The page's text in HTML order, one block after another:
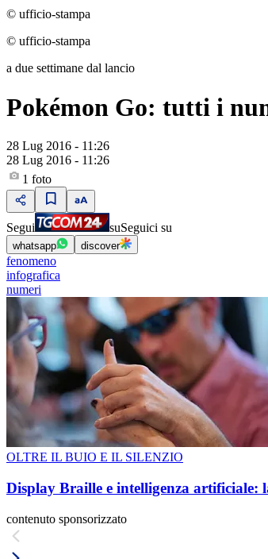
© ufficio-stampa
© ufficio-stampa
a due settimane dal lancio
Pokémon Go: tutti i
28 Lug 2016 - 11:26
28 Lug 2016 - 11:26
1 foto
Segui suSeguici su
whatsapp discover
fenomeno
infografica
numeri
OLTRE IL BUIO E IL SILENZIO
Display Braille e intelligenza artificiale:
contenuto sponsorizzato